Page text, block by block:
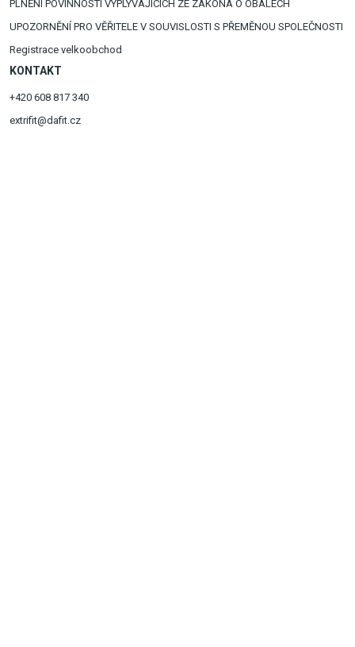
PLNĚNÍ POVINNOSTÍ VYPLÝVAJÍCÍCH ZE ZÁKONA O OBALECH
UPOZORNĚNÍ PRO VĚŘITELE V SOUVISLOSTI S PŘEMĚNOU SPOLEČNOSTI
Registrace velkoobchod
KONTAKT
+420 608 817 340
extrifit@dafit.cz